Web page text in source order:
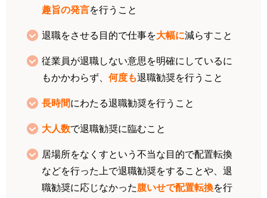
趣旨の発言を行うこと
退職をさせる目的で仕事を大幅に減らすこと
従業員が退職しない意思を明確にしているに
もかかわらず、 何度も退職勧奨を行うこと
長時間にわたる退職勧奨を行うこと
大人数で退職勧奨に臨むこと
居場所をなくすという不当な目的で配置転換
などを行った上で退職勧奨をすることや、退
職勧奨に応じなかった腹いせで配置転換を行